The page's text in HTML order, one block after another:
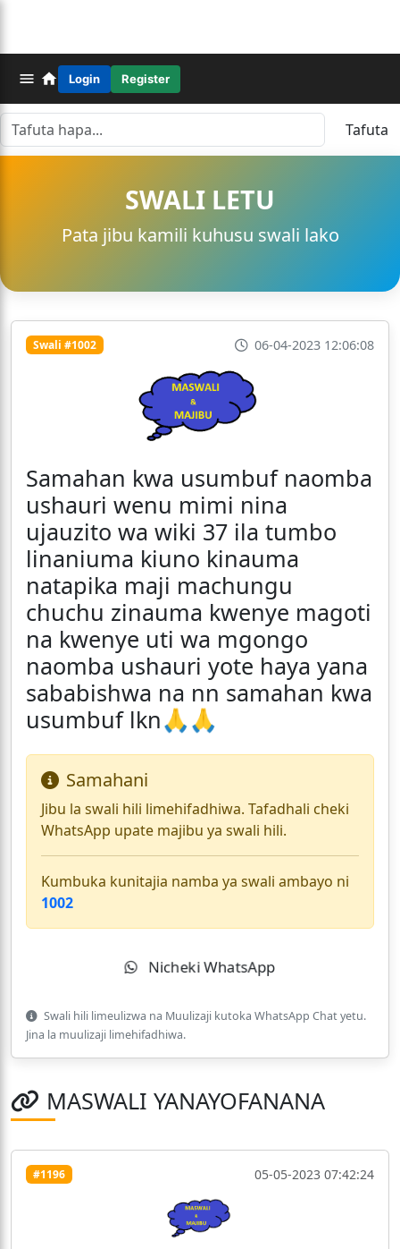
Login Register
Tafuta
SWALI LETU
Pata jibu kamili kuhusu swali lako
Swali #1002 06-04-2023 12:06:08
Samahan kwa usumbuf naomba
ushauri wenu mimi nina
ujauzito wa wiki 37 ila tumbo
linaniuma kiuno kinauma
natapika maji machungu
chuchu zinauma kwenye magoti
na kwenye uti wa mgongo
naomba ushauri yote haya yana
sababishwa na nn samahan kwa
usumbuf lkn🙏🙏
Samahani
Jibu la swali hili limehifadhiwa. Tafadhali cheki
WhatsApp upate majibu ya swali hili.
Kumbuka kunitajia namba ya swali ambayo ni
1002
Nicheki WhatsApp
Swali hili limeulizwa na Muulizaji kutoka WhatsApp Chat yetu.
Jina la muulizaji limehifadhiwa.
MASWALI YANAYOFANANA
#1196 05-05-2023 07:42:24